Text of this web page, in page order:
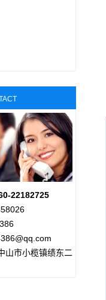
22182725
山市小榄镇绩东二